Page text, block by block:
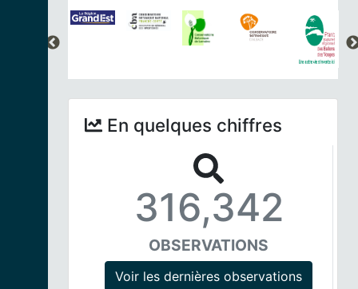
En quelques chiffres
316,342
OBSERVATIONS
Voir les dernières observations